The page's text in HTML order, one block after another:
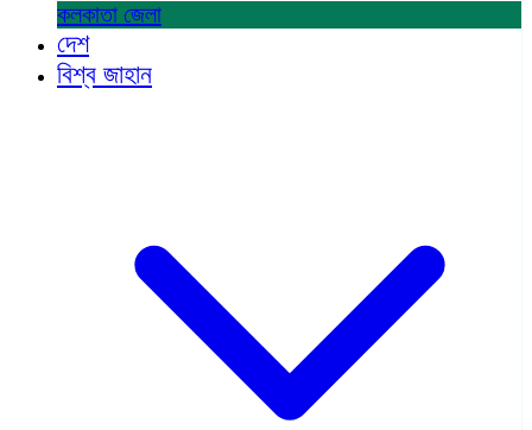
কলকাতা জেলা
দেশ
বিশ্ব জাহান